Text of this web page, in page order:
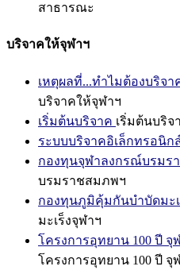
สาธารณะ
บริจาคให้จุฬาฯ
เหตุผลที่...ทำไมต้องบริจา
บริจาคให้จุฬาฯ
เริ่มต้นบริจาค เริ่มต้นบริจ
ระบบบริจาคอิเล็กทรอนิก
กองทุนจุฬาลงกรณ์บรมร
บรมราชสมภพฯ
กองทุนภูมิคุ้มกันบำบัดมะเ
มะเร็งจุฬาฯ
โครงการอุทยาน 100 ปี
โครงการอุทยาน 100 ปี